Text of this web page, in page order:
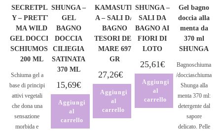
SECRETPLA
Y – PRETTY
MA WILD
GEL DOCCIA
SCHIUMOSO
200 ML
Schiuma gel a
base di principi
attivi vegetali
che dona una
sensazione
morbida e
SHUNGA –
GEL
BAGNO
DOCCIA
CILIEGIA
SATINATA
370 ML
15,69€
Aggiungi
al
carrello
KAMASUTR
A – SALI DA
BAGNO
TESORI DEL
MARE 697
GR
27,26€
Aggiungi
al
carrello
SHUNGA –
SALI DA
BAGNO AI
FIORI DI
LOTO
25,61€
Aggiungi
al
carrello
Gel bagno
doccia alla
menta da
370 ml
SHUNGA
Bagnoschiuma
/docciaschiuma
Shunga alla
menta 370 ml:
detergente dal
sapore
delicato. Pelle